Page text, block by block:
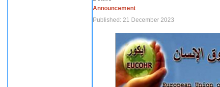
Announcement
Published: 21 December 2023